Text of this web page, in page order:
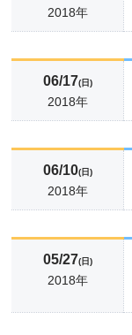
2018年
06/17(日)
2018年
06/10(日)
2018年
05/27(日)
2018年